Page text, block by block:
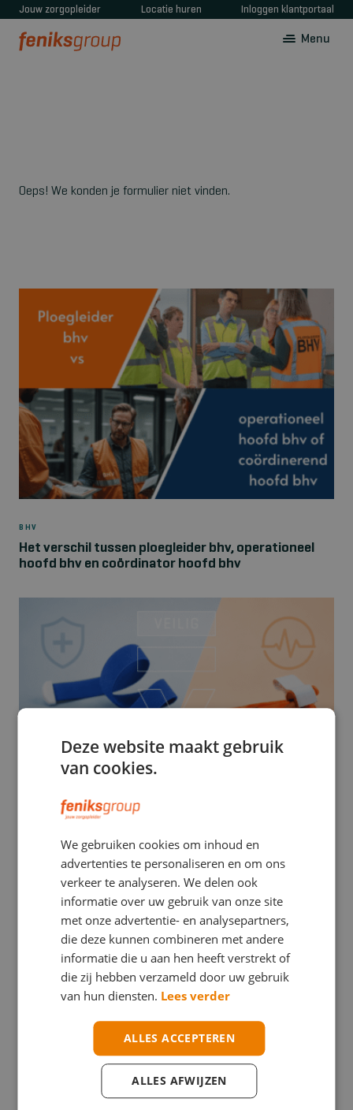
Jouw zorgopleider Locatie huren Inloggen klantportaal
Menu
Oeps! We konden je formulier niet vinden.
BHV
Het verschil tussen ploegleider bhv, operationeel
hoofd bhv en coördinator hoofd bhv
Stuwband versus tourniquet: een verwarrend
verschil met mogelijk ernstige gevolgen
Deze website maakt gebruik
van cookies.
We gebruiken cookies om inhoud en
advertenties te personaliseren en om ons
verkeer te analyseren. We delen ook
informatie over uw gebruik van onze site
met onze advertentie- en analysepartners,
die deze kunnen combineren met andere
informatie die u aan hen heeft verstrekt of
die zij hebben verzameld door uw gebruik
van hun diensten. Lees verder
ALLES ACCEPTEREN
ALLES AFWIJZEN